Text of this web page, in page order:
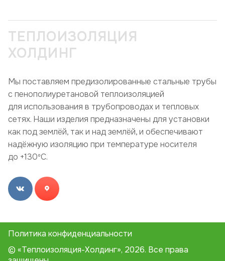
ТЕПЛОИЗОЛЯЦИЯ
ХОЛДИНГ
Мы поставляем предизолированные стальные трубы
с пенополиуретановой теплоизоляцией
для использования в трубопроводах и тепловых
сетях. Наши изделия предназначены для установки
как под землёй, так и над землёй, и обеспечивают
надёжную изоляцию при температуре носителя
до +130ºC.
Политика конфиденциальности
© «Теплоизоляция-Холдинг», 2026. Все права